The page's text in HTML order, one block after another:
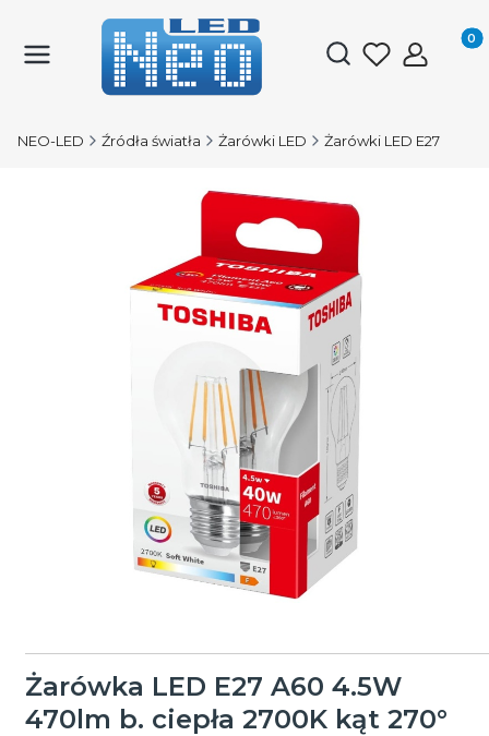
Otwórz
NEO-LED Źródła światła Żarówki LED Żarówki LED E27
Żarówka LED E27 A60 4.5W
470lm b. ciepła 2700K kąt 270°